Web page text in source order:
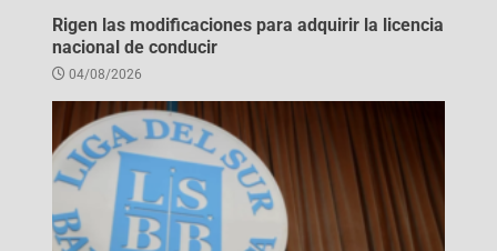
Rigen las modificaciones para adquirir la licencia
nacional de conducir
04/08/2026